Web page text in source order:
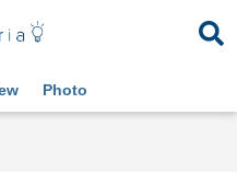
Photo